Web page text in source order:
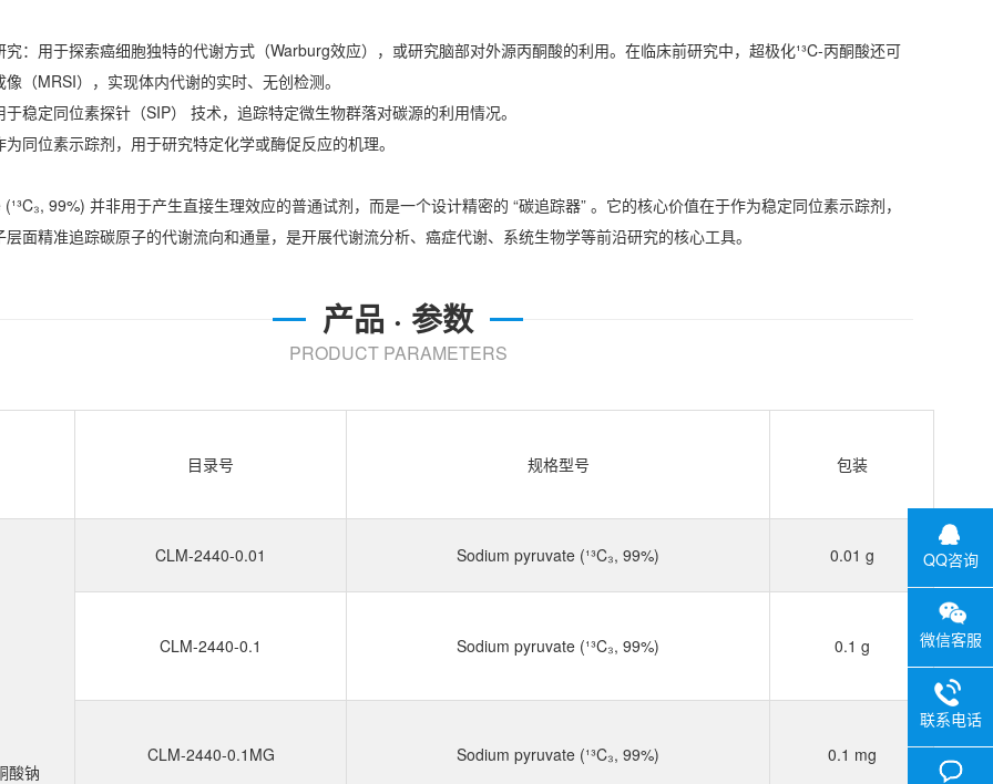
：用于探索癌细胞独特的代谢方式（Warburg效应），或研究脑部对外源丙酮酸的利用。在临床前研究中，超极化¹³C-丙酮酸还可
（MRSI），实现体内代谢的实时、无创检测。
稳定同位素探针（SIP） 技术，追踪特定微生物群落对碳源的利用情况。
同位素示踪剂，用于研究特定化学或酶促反应的机理。
99%) 并非用于产生直接生理效应的普通试剂，而是一个设计精密的 “碳追踪器” 。它的核心价值在于作为稳定同位素示踪剂，
面精准追踪碳原子的代谢流向和通量，是开展代谢流分析、癌症代谢、系统生物学等前沿研究的核心工具。
产品 · 参数
PRODUCT PARAMETERS
目录号 规格型号 包装
酸钠
CLM-2440-0.01 Sodium pyruvate (¹³C₃, 99%) 0.01 g
CLM-2440-0.1 Sodium pyruvate (¹³C₃, 99%) 0.1 g
CLM-2440-0.1MG Sodium pyruvate (¹³C₃, 99%) 0.1 mg
QQ咨询
微信客服
联系电话